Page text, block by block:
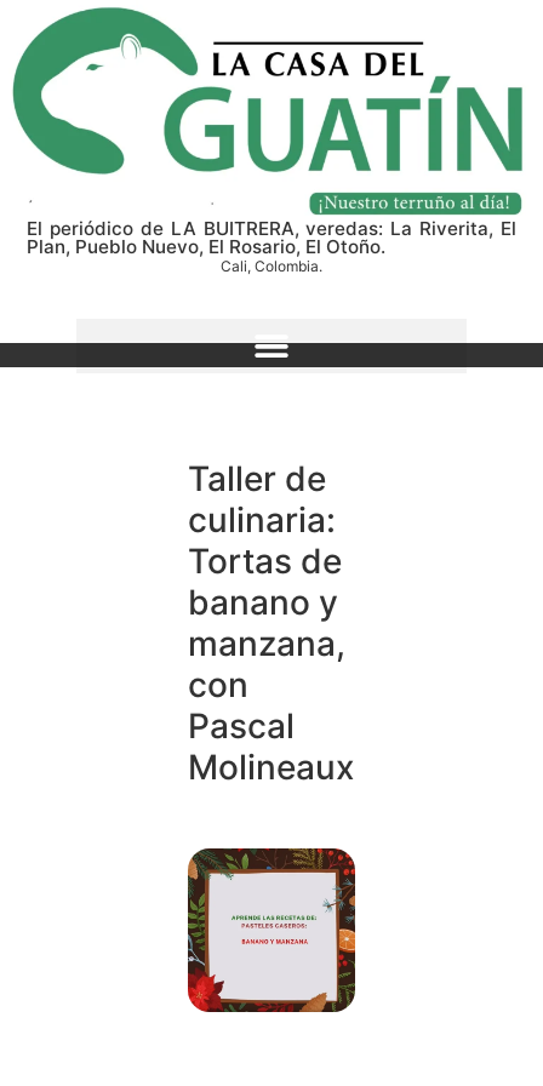
El periódico de LA BUITRERA, veredas: La Riverita, El
Plan, Pueblo Nuevo, El Rosario, El Otoño.
Cali, Colombia.
Taller de
culinaria:
Tortas de
banano y
manzana,
con
Pascal
Molineaux